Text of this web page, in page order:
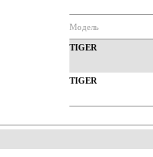
Модель
TIGER
TIGER